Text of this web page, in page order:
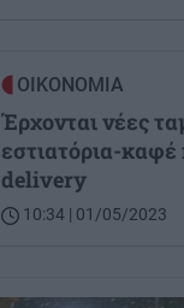
ΟΙΚΟΝΟΜΙΑ
Έρχονται νέες
εστιατόρια-καφέ
delivery
10:34 | 01/05/2023